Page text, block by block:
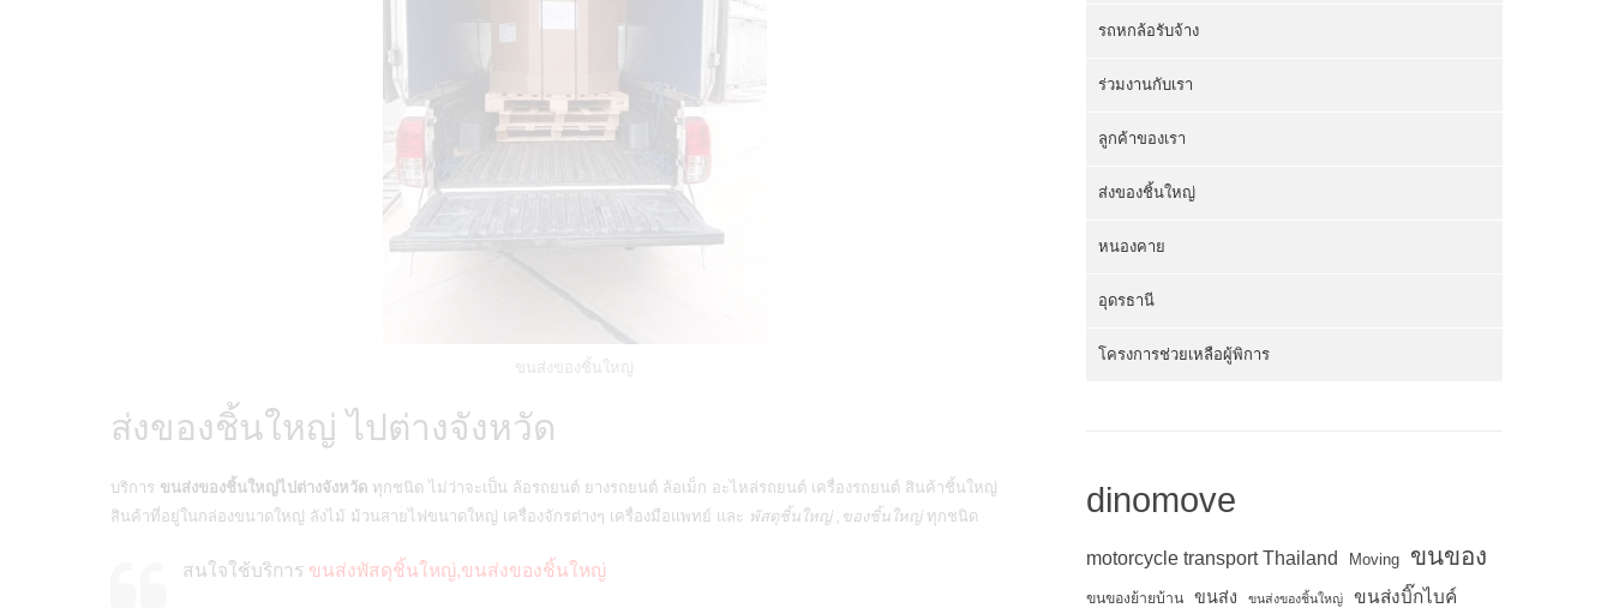
ขนส่งของชิ้นใหญ่
ส่งของชิ้นใหญ่ ไปต่างจังหวัด
บริการ ขนส่งของชิ้นใหญ่ไปต่างจังหวัด ทุกชนิด ไม่ว่าจะเป็น ล้อรถยนต์ ยางรถยนต์ ล้อเม็ก อะไหล่รถยนต์ เครื่องรถยนต์ สินค้าชิ้นใหญ่
สินค้าที่อยู่ในกล่องขนาดใหญ่ ลังไม้ ม้วนสายไฟขนาดใหญ่ เครื่องจักรต่างๆ เครื่องมือแพทย์ และ พัสดุชิ้นใหญ่ ,ของชิ้นใหญ่ทุกชนิด
สนใจใช้บริการ ขนส่งพัสดุชิ้นใหญ่,ขนส่งของชิ้นใหญ่
รถหกล้อรับจ้าง
ร่วมงานกับเรา
ลูกค้าของเรา
ส่งของชิ้นใหญ่
หนองคาย
อุดรธานี
โครงการช่วยเหลือผู้พิการ
dinomove
motorcycle transport Thailand Moving ขนของ
ขนของย้ายบ้าน ขนส่ง ขนส่งของชิ้นใหญ่ ขนส่งบิ๊กไบค์